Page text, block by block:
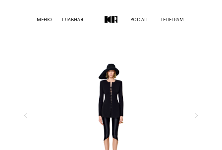
ВОТСАП ТЕЛЕГРАМ
МЕНЮ ГЛАВНАЯ